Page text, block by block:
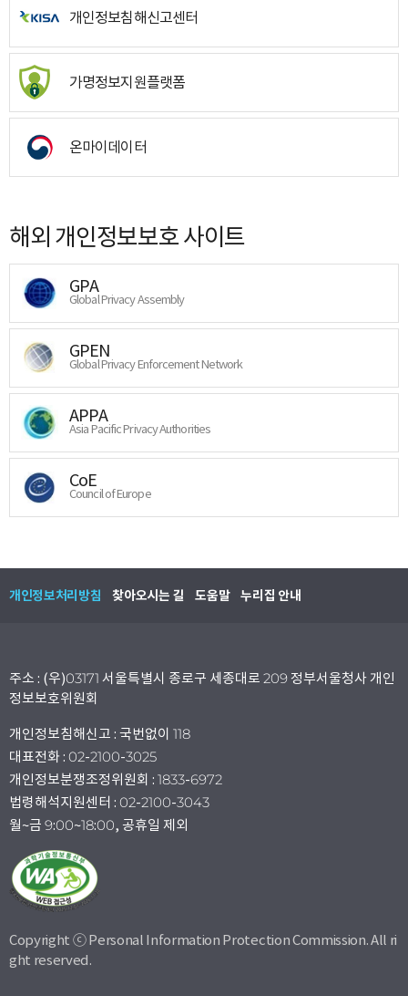
개인정보침해신고센터
가명정보지원플랫폼
온마이데이터
해외 개인정보보호 사이트
GPA
Global Privacy Assembly
GPEN
Global Privacy Enforcement Network
APPA
Asia Pacific Privacy Authorities
CoE
Council of Europe
개인정보처리방침 찾아오시는 길 도움말 누리집 안내
주소 : (우)03171 서울특별시 종로구 세종대로 209 정부서울청사 개인
정보보호위원회
개인정보침해신고 : 국번없이 118
대표전화 : 02-2100-3025
개인정보분쟁조정위원회 : 1833-6972
법령해석지원센터 : 02-2100-3043
월~금 9:00~18:00, 공휴일 제외
Copyright ⓒ Personal Information Protection Commission. All ri
ght reserved.